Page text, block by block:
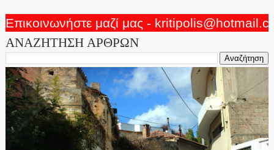
Επικοινωνήστε μαζί μας -
ΑΝΑΖΗΤΗΣΗ ΑΡΘΡΩΝ